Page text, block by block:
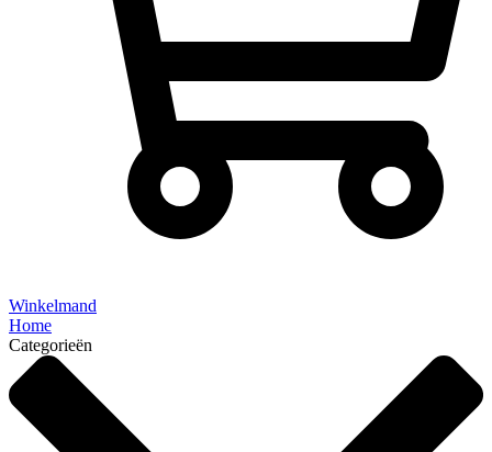
Winkelmand
Home
Categorieën